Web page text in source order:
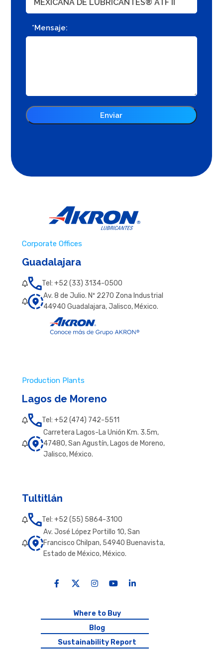
*Mensaje:
Corporate Offices
Guadalajara
Tel: +52 (33) 3134-0500
Av. 8 de Julio. Nº 2270 Zona Industrial
44940 Guadalajara, Jalisco, México.
Production Plants
Lagos de Moreno
Tel: +52 (474) 742-5511
Carretera Lagos-La Unión Km. 3.5m,
47480, San Agustín, Lagos de Moreno,
Jalisco, México.
Tultitlán
Tel: +52 (55) 5864-3100
Av. José López Portillo 10, San
Francisco Chilpan, 54940 Buenavista,
Estado de México, México.
Where to Buy
Blog
Sustainability Report